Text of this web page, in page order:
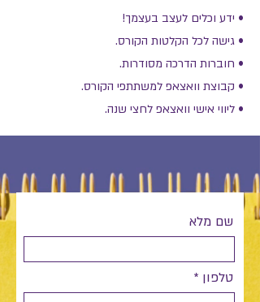
• ידע וכלים לעצב בעצמך!
• גישה לכל הקלטות הקורס.
• חוברות הדרכה מסודרות.
• קבוצת וואצאפ למשתתפי הקורס.
• ליווי אישי וואצאפ לחצי שנה.
שם מלא
טלפון